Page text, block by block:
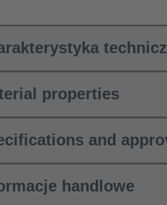
properties
and
handlowe